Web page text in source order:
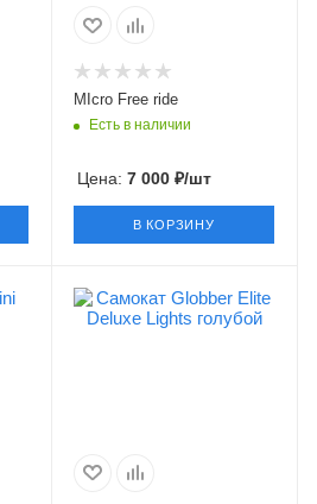
MIcro Free ride
Есть в наличии
Цена: 7 000₽/шт
В КОРЗИНУ